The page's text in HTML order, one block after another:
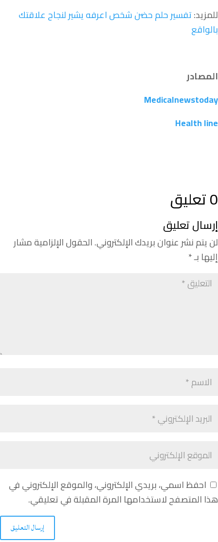
للمزيد:تفسير حلم حضن شخص اعرفه يشير لنجاح علاقتك
بالواقع
المصادر
Medicalnewstoday
Health line
0 تعليق
إرسال تعليق
لن يتم نشر عنوان بريدك الإلكتروني.الحقول الإلزامية مشار
إليها بـ*
احفظ اسمي، بريدي الإلكتروني، والموقع الإلكتروني في
هذا المتصفح لاستخدامها المرة المقبلة في تعليقي.
إرسال التعليق